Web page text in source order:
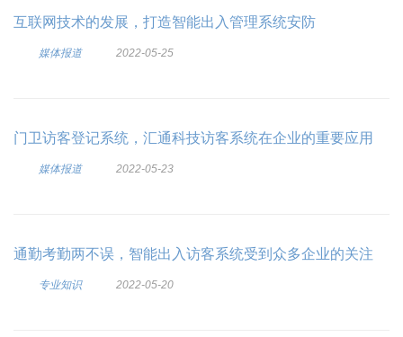
互联网技术的发展，打造智能出入管理系统安防
媒体报道 2022-05-25
门卫访客登记系统，汇通科技访客系统在企业的重要应用
媒体报道 2022-05-23
通勤考勤两不误，智能出入访客系统受到众多企业的关注
专业知识 2022-05-20